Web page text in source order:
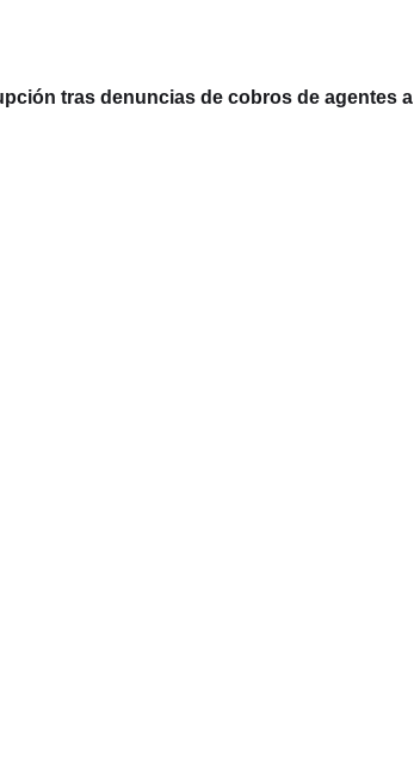
tras denuncias de cobros de agentes a